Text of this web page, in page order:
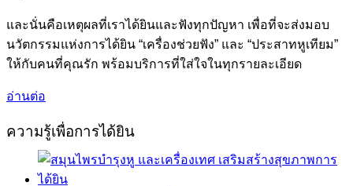
และนั่นคือเหตุผลที่เราได้ยินและฟังทุกปัญหา เพื่อที่จะส่งมอบ
นวัตกรรมแห่งการได้ยิน “เครื่องช่วยฟัง” และ “ประสาทหูเทียม”
ให้กับคนที่คุณรัก พร้อมบริการที่ใส่ใจในทุกรายละเอียด
อ่านต่อ
ความรู้เพื่อการได้ยิน